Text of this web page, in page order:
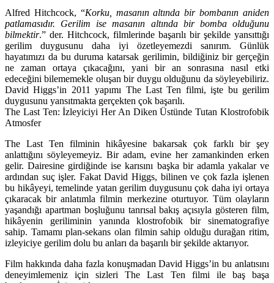
Alfred Hitchcock, “Korku, masanın altında bir bombanın aniden
patlamasıdır. Gerilim ise masanın altında bir bomba olduğunu
bilmektir.” der. Hitchcock, filmlerinde başarılı bir şekilde yansıttığı
gerilim duygusunu daha iyi özetleyemezdi sanırım. Günlük
hayatımızı da bu duruma katarsak gerilimin, bildiğiniz bir gerçeğin
ne zaman ortaya çıkacağını, yani bir an sonrasına nasıl etki
edeceğini bilememekle oluşan bir duygu olduğunu da söyleyebiliriz.
David Higgs’in 2011 yapımı The Last Ten filmi, işte bu gerilim
duygusunu yansıtmakta gerçekten çok başarılı.
The Last Ten: İzleyiciyi Her An Diken Üstünde Tutan Klostrofobik
Atmosfer
The Last Ten filminin hikâyesine bakarsak çok farklı bir şey
anlattığını söyleyemeyiz. Bir adam, evine her zamankinden erken
gelir. Dairesine girdiğinde ise karısını başka bir adamla yakalar ve
ardından suç işler. Fakat David Higgs, bilinen ve çok fazla işlenen
bu hikâyeyi, temelinde yatan gerilim duygusunu çok daha iyi ortaya
çıkaracak bir anlatımla filmin merkezine oturtuyor. Tüm olayların
yaşandığı apartman boşluğunu tanrısal bakış açısıyla gösteren film,
hikâyenin geriliminin yanında klostrofobik bir sinematografiye
sahip. Tamamı plan-sekans olan filmin sahip olduğu durağan ritim,
izleyiciye gerilim dolu bu anları da başarılı bir şekilde aktarıyor.
Film hakkında daha fazla konuşmadan David Higgs’in bu anlatısını
deneyimlemeniz için sizleri The Last Ten filmi ile baş başa